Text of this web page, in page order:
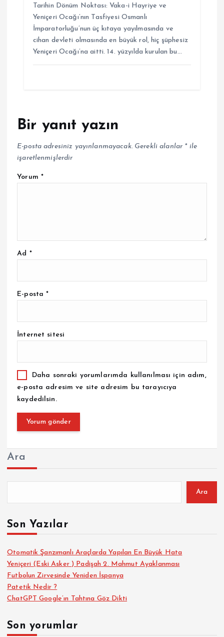
Tarihin Dönüm Noktası: Vaka-i Hayriye ve
Yeniçeri Ocağı’nın Tasfiyesi Osmanlı
İmparatorluğu’nun üç kıtaya yayılmasında ve
cihan devleti olmasında en büyük rol, hiç şüphesiz
Yeniçeri Ocağı’na aitti. 14. yüzyılda kurulan bu…
Bir yanıt yazın
E-posta adresiniz yayınlanmayacak. Gerekli alanlar *ile
işaretlenmişlerdir
Yorum *
Ad *
E-posta*
İnternet sitesi
Daha sonraki yorumlarımda kullanılması için adım,
e-posta adresim ve site adresim bu tarayıcıya
kaydedilsin.
Ara
Ara
Son Yazılar
Otomatik Şanzımanlı Araçlarda Yapılan En Büyük Hata
Yeniçeri (Eski Asker ) Padişah 2. Mahmut Ayaklanması
Futbolun Zirvesinde Yeniden İspanya
Patetik Nedir ?
ChatGPT Google’ın Tahtına Göz Dikti
Son yorumlar